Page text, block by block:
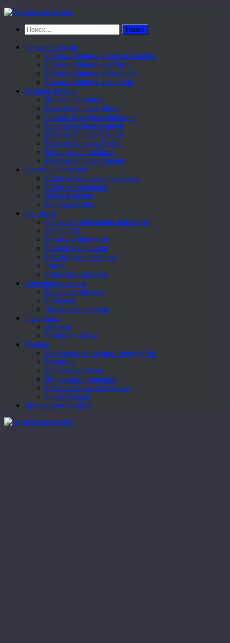
Перейти
содержимому
Найти:
Первые блюда
Первые блюда из мяса и рыбы
Первые блюда из птицы
Первые блюда из овощей
Первые блюда из грибов
Вторые блюда
Жаркое из мяса
Вторые блюда. Мясо
Лобио. Блюда из фасоли
Блюда из баклажанов
Вторые блюда. Птица
Вторые блюда. Рыба
Рецепты с грибами
Вторые блюда. Овощи
Салаты и закуски
Салаты мясные и рыбные
Салаты овощные
Мука и крупы
Блюда из яиц
Из теста
Хинкали, пельмени, вареники
Хачапури
Блины и блинчики
Пироги и пирожки
Несладкая выпечка
Торты
Сладкая выпечка
Консервирование
Варенье, джемы
Соленья
Заготовки на зиму
Приправы
Аджика
Пряные соусы
Разное
Блюда из молочных продуктов
Напитки
Десерты разные
Журналы кулинария
Путешествие по Грузии
Дом и семья
Все рубрики сайта